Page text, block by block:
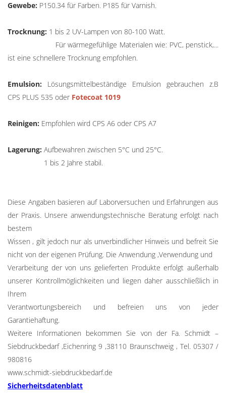
Gewebe: P150.34 für Farben. P185 für Varnish.
Trocknung: 1 bis 2 UV-Lampen von 80-100 Watt.
Für wärmegefühlige Materialen wie: PVC, penstick,...
ist eine schnellere Trocknung empfohlen.
Emulsion: Lösungsmittelbeständige Emulsion gebrauchen z.B
CPS PLUS 535 oder Fotecoat 1019
Reinigen: Empfohlen wird CPS A6 oder CPS A7
Lagerung: Aufbewahren zwischen 5°C und 25°C.
1 bis 2 Jahre stabil.
Diese Angaben basieren auf Laborversuchen und Erfahrungen aus
der Praxis. Unsere anwendungstechnische Beratung erfolgt nach
bestem
Wissen , gilt jedoch nur als unverbindlicher Hinweis und befreit Sie
nicht von der eigenen Prüfung. Die Anwendung ,Verwendung und
Verarbeitung der von uns gelieferten Produkte erfolgt außerhalb
unserer Kontrollmöglichkeiten und liegen daher ausschließlich in
Ihrem
Verantwortungsbereich und befreien uns von jeder
Garantiehaftung.
Weitere Informationen bekommen Sie von der Fa. Schmidt –
Siebdruckbedarf ,Eichenring 9 ,38110 Braunschweig , Tel. 05307 /
980816
www.schmidt-siebdruckbedarf.de
Sicherheitsdatenblatt